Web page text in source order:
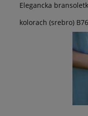
Elegancka
kolorach (srebro)